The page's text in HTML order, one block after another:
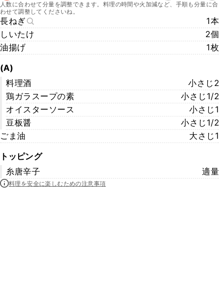
人数に合わせて分量を調整できます。料理の時間や火加減など、手順も分量に合
わせて調整してくださいね。
長ねぎ
1本
しいたけ
2個
油揚げ
1枚
(A)
料理酒
小さじ2
鶏ガラスープの素
小さじ1/2
オイスターソース
小さじ1
豆板醤
小さじ1/2
ごま油
大さじ1
トッピング
糸唐辛子
適量
料理を安全に楽しむための注意事項